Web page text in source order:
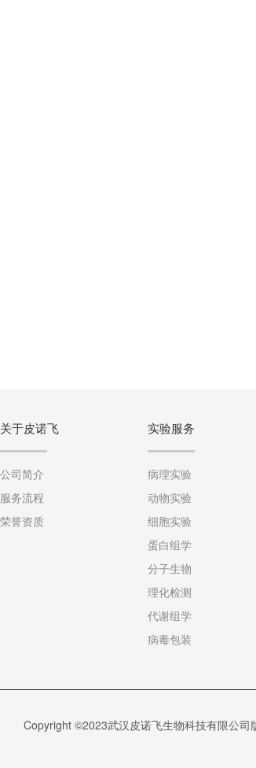
关于皮诺飞
公司简介
服务流程
荣誉资质
实验服务
病理实验
动物实验
细胞实验
蛋白组学
分子生物
理化检测
代谢组学
病毒包装
Copyright ©2023武汉皮诺飞生物科技有限公司